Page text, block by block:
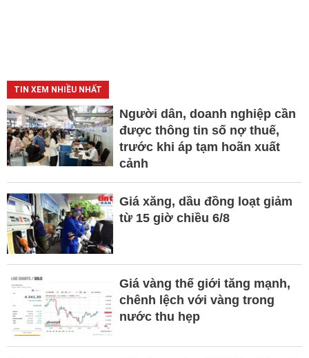
TIN XEM NHIỀU NHẤT
Người dân, doanh nghiệp cần
được thông tin số nợ thuế,
trước khi áp tạm hoãn xuất
cảnh
Giá xăng, dầu đồng loạt giảm
từ 15 giờ chiều 6/8
Giá vàng thế giới tăng mạnh,
chênh lệch với vàng trong
nước thu hẹp